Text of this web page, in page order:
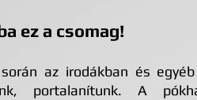
ez a csomag!
az irodákban és
portalanítunk. A